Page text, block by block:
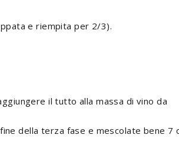
e riempita per 2/3).
il tutto alla massa di vino da
della terza fase e mescolate bene 7